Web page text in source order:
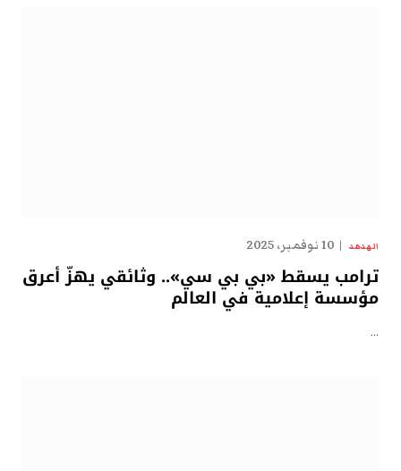
الهدهد 10 نوفمبر، 2025
ترامب يسقط «بي بي سي».. وثائقي يهزّ أعرق
مؤسسة إعلامية في العالم
…